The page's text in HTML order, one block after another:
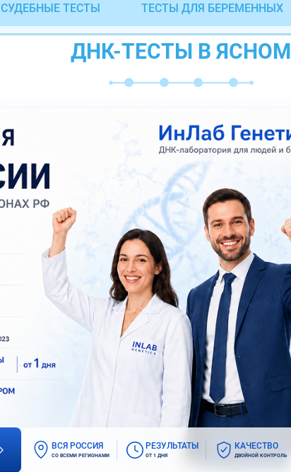
СУДЕБНЫЕ ТЕСТЫ ТЕСТЫ ДЛЯ БЕРЕМЕННЫХ
ДНК-ТЕСТЫ В ЯСНОМ
ВСЯ РОССИЯ
СО ВСЕМИ РЕГИОНАМИ
РЕЗУЛЬТАТЫ
ОТ 1 ДНЯ
КАЧЕСТВО
ДВОЙНОЙ КОНТРОЛЬ